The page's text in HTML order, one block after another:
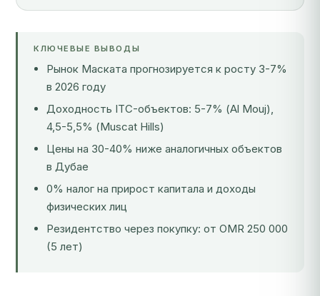
КЛЮЧЕВЫЕ ВЫВОДЫ
Рынок Маската прогнозируется к росту 3-7%
в 2026 году
Доходность ITC-объектов: 5-7% (Al Mouj),
4,5-5,5% (Muscat Hills)
Цены на 30-40% ниже аналогичных объектов
в Дубае
0% налог на прирост капитала и доходы
физических лиц
Резидентство через покупку: от OMR 250 000
(5 лет)